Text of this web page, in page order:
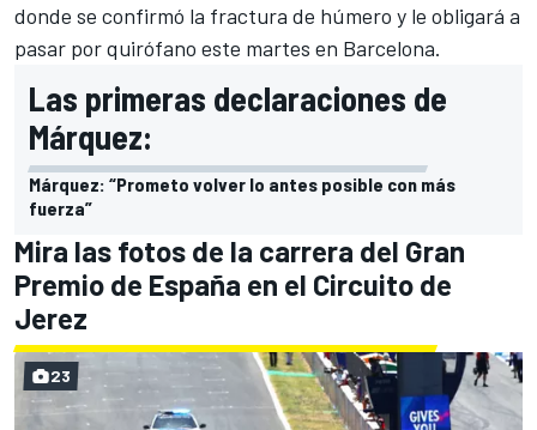
donde se confirmó la fractura de húmero y le obligará a
pasar por quirófano este martes en Barcelona.
Las primeras declaraciones de
Márquez:
Márquez: “Prometo volver lo antes posible con más
fuerza”
Mira las fotos de la carrera del Gran
Premio de España en el Circuito de
Jerez
23